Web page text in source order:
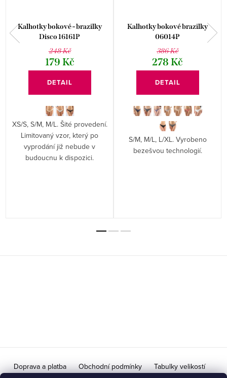
Kalhotky bokové - brazilky
Disco 16161P
248 Kč
179 Kč
DETAIL
XS/S, S/M, M/L. Šité provedení.
Limitovaný vzor, který po
vyprodání již nebude v
budoucnu k dispozici.
Kalhotky bokové brazilky
06014P
386 Kč
278 Kč
DETAIL
S/M, M/L, L/XL. Vyrobeno
bezešvou technologií.
Doprava a platba Obchodní podmínky Tabulky velikostí